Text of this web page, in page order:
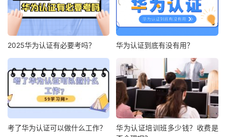
2025华为认证有必要考吗？ 华为认证到底有没有用？
考了华为认证可以做什么工作？
华为认证培训班多少钱？收费是